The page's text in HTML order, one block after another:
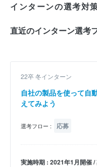
インターンの選考対
直近のインターン選考
22卒 冬インターン
自社の製品を使って自
えてみよう
選考フロー : 応募
実施時期 : 2021年1月開催